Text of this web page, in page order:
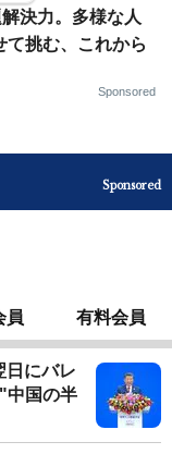
決力。多様な人
て挑む、これから
Sponsored
Sponsored
員 有料会員
日にバレ
中国の半